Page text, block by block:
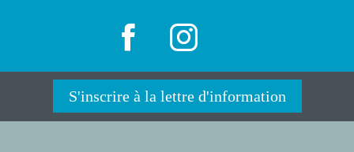
S'inscrire à la lettre d'information